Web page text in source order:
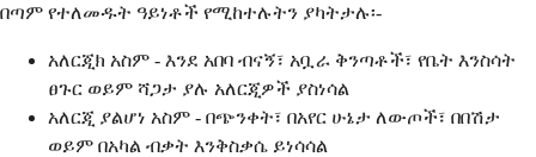
በጣም የተለመዱት ዓይነቶች የሚከተሉትን ያካትታሉ፡-
አለርጂክ አስም - እንደ አበባ ብናኝ፣ አቧራ ቅንጣቶች፣ የቤት እንስሳት
ፀጉር ወይም ሻጋታ ያሉ አለርጂዎች ያስነሳል
አለርጂ ያልሆነ አስም - በጭንቀት፣ በአየር ሁኔታ ለውጦች፣ በበሽታ
ወይም በአካል ብቃት እንቅስቃሴ ይነሳሳል